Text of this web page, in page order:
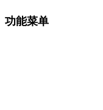
功能菜单